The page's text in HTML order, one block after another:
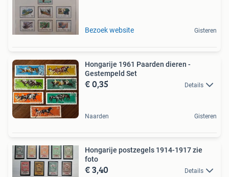
Bezoek website Gisteren
Hongarije 1961 Paarden dieren -
Gestempeld Set
€ 0,35 Details
Naarden Gisteren
Hongarije postzegels 1914-1917 zie
foto
€ 3,40 Details